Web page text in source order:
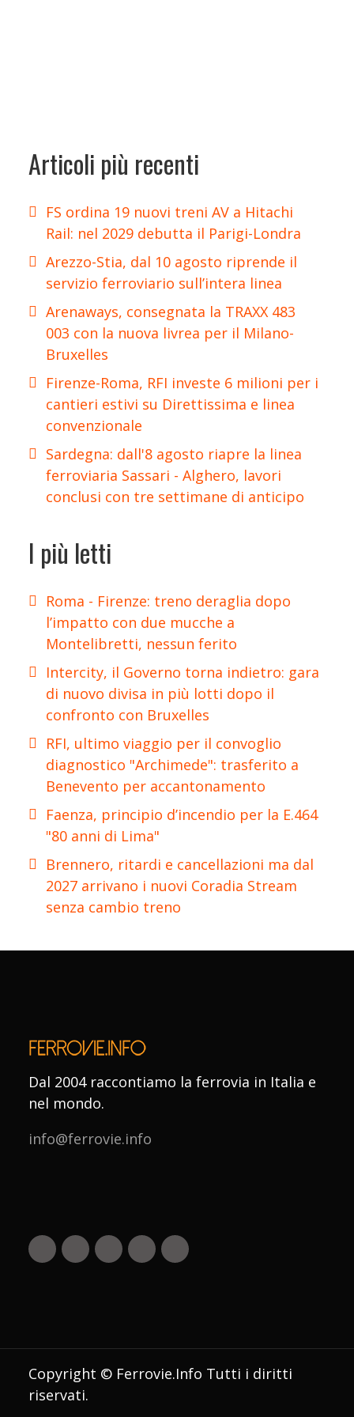
Articoli più recenti
FS ordina 19 nuovi treni AV a Hitachi
Rail: nel 2029 debutta il Parigi-Londra
Arezzo-Stia, dal 10 agosto riprende il
servizio ferroviario sull’intera linea
Arenaways, consegnata la TRAXX 483
003 con la nuova livrea per il Milano-
Bruxelles
Firenze-Roma, RFI investe 6 milioni per i
cantieri estivi su Direttissima e linea
convenzionale
Sardegna: dall'8 agosto riapre la linea
ferroviaria Sassari - Alghero, lavori
conclusi con tre settimane di anticipo
I più letti
Roma - Firenze: treno deraglia dopo
l’impatto con due mucche a
Montelibretti, nessun ferito
Intercity, il Governo torna indietro: gara
di nuovo divisa in più lotti dopo il
confronto con Bruxelles
RFI, ultimo viaggio per il convoglio
diagnostico "Archimede": trasferito a
Benevento per accantonamento
Faenza, principio d’incendio per la E.464
"80 anni di Lima"
Brennero, ritardi e cancellazioni ma dal
2027 arrivano i nuovi Coradia Stream
senza cambio treno
Dal 2004 raccontiamo la ferrovia in Italia e
nel mondo.
info@ferrovie.info
Copyright © Ferrovie.Info Tutti i diritti
riservati.